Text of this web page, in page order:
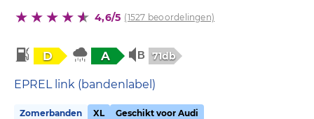
4,6/5 (1527 beoordelingen)
D A 71db
EPREL link (bandenlabel)
Zomerbanden XL Geschikt voor Audi